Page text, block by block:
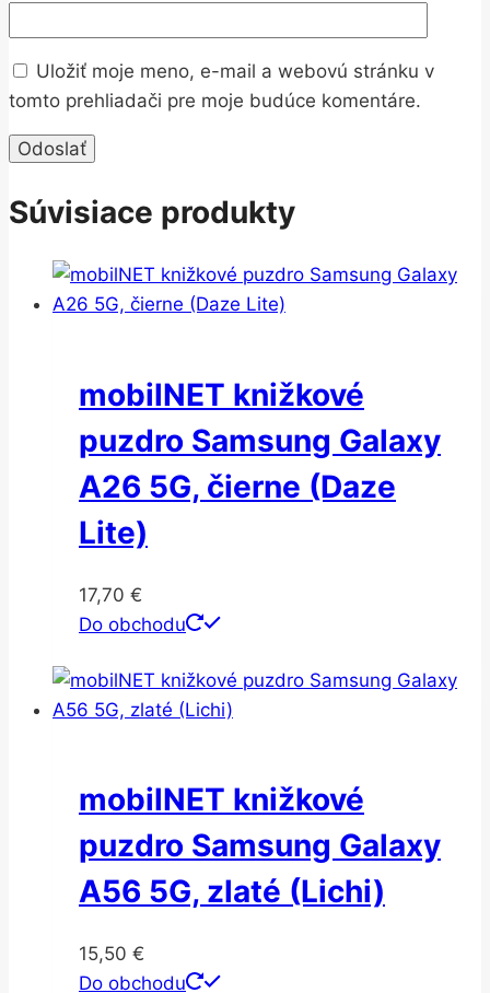
Uložiť moje meno, e-mail a webovú stránku v
tomto prehliadači pre moje budúce komentáre.
Súvisiace produkty
mobilNET knižkové
puzdro Samsung Galaxy
A26 5G, čierne (Daze
Lite)
17,70 €
Do obchodu
mobilNET knižkové
puzdro Samsung Galaxy
A56 5G, zlaté (Lichi)
15,50 €
Do obchodu